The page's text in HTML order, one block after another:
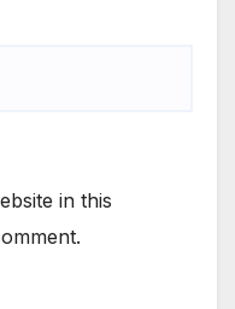
in this